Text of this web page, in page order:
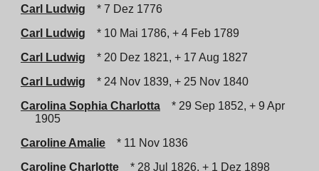
Carl Ludwig
* 7 Dez 1776
Carl Ludwig
* 10 Mai 1786, + 4 Feb 1789
Carl Ludwig
* 20 Dez 1821, + 17 Aug 1827
Carl Ludwig
* 24 Nov 1839, + 25 Nov 1840
Carolina Sophia Charlotta
* 29 Sep 1852, + 9 Apr
1905
Caroline Amalie
* 11 Nov 1836
Caroline Charlotte
* 28 Jul 1826, + 1 Dez 1898